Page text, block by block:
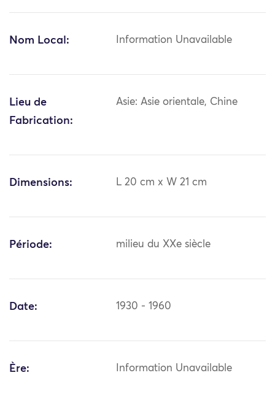
Nom Local: Information Unavailable
Lieu de
Fabrication:
Asie: Asie orientale, Chine
Dimensions: L 20 cm x W 21 cm
Période: milieu du XXe siècle
Date: 1930 - 1960
Ère: Information Unavailable